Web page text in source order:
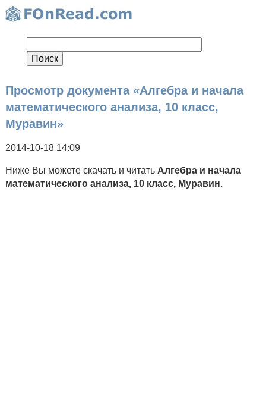
Просмотр документа «Алгебра и начала
математического анализа, 10 класс,
Муравин»
2014-10-18 14:09
Ниже Вы можете скачать и читать Алгебра и начала
математического анализа, 10 класс, Муравин.